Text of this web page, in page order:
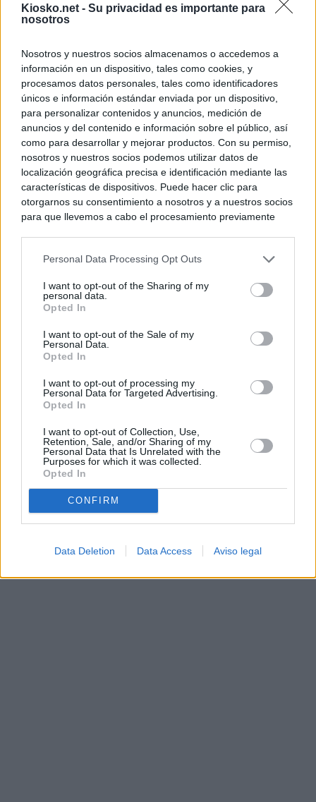
Kiosko.net - Su privacidad es importante para
nosotros
Nosotros y nuestros socios almacenamos o accedemos a
información en un dispositivo, tales como cookies, y
procesamos datos personales, tales como identificadores
únicos e información estándar enviada por un dispositivo,
para personalizar contenidos y anuncios, medición de
anuncios y del contenido e información sobre el público, así
como para desarrollar y mejorar productos. Con su permiso,
nosotros y nuestros socios podemos utilizar datos de
localización geográfica precisa e identificación mediante las
características de dispositivos. Puede hacer clic para
otorgarnos su consentimiento a nosotros y a nuestros socios
para que llevemos a cabo el procesamiento previamente
negar su consentimiento. Tenga en cuenta que algún
de su consentimiento, pero usted tiene el derecho de
rechazar tal procesamiento. Sus preferencias se aplicarán
cualquier momento entrando de nuevo en este sitio web o
visitando nuestra política de privacidad.
Personal Data Processing Opt Outs
I want to opt-out of the Sharing of my
personal data.
Opted In
I want to opt-out of the Sale of my
Personal Data.
Opted In
I want to opt-out of processing my
Personal Data for Targeted Advertising.
Opted In
I want to opt-out of Collection, Use,
Retention, Sale, and/or Sharing of my
Personal Data that Is Unrelated with the
Purposes for which it was collected.
Opted In
CONFIRM
Data Deletion Data Access Aviso legal